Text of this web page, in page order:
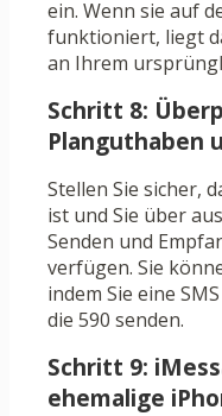
ein. Wenn sie auf
funktioniert, liegt
an Ihrem
Schritt 8:
Planguthaben
Stellen Sie sicher,
ist und Sie über
Senden und
verfügen. Sie
indem Sie eine
die 590 senden.
Schritt 9:
ehemalige